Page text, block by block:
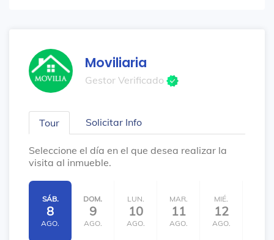
Moviliaria
Gestor Verificado
Tour Solicitar Info
Seleccione el día en el que desea realizar la
visita al inmueble.
SÁB.
8
AGO.
DOM.
9
AGO.
LUN.
10
AGO.
MAR.
11
AGO.
MIÉ.
12
AGO.